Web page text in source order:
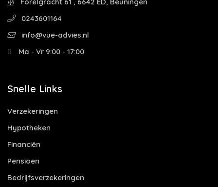
0243601164
info@vue-advies.nl
Ma - Vr 9:00 - 17:00
Snelle Links
Verzekeringen
Hypotheken
Financiën
Pensioen
Bedrijfsverzekeringen